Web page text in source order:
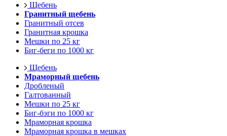
Щебень
Гранитный щебень
Гранитный отсев
Гранитная крошка
Мешки по 25 кг
Биг-беги по 1000 кг
Щебень
Мраморный щебень
Дробленый
Галтованный
Мешки по 25 кг
Биг-бэги по 1000 кг
Мраморная крошка
Мраморная крошка в мешках